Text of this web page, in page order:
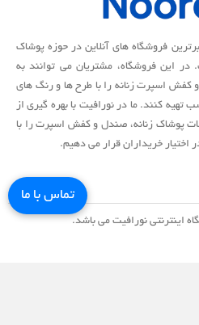
فروشگاه های آنلاین در حوزه پوشاک
این فروشگاه، مشتریان می توانند به
کفش اسپرت زنانه را با طرح ها و رنگ های
تهیه کنند. ما در نورافیت با بهره گیری از
پوشاک زنانه، صندل و کفش اسپرت را با
اختیار خریداران قرار می دهیم.
اینترنتی نورافیت می باشد.
تماس با ما